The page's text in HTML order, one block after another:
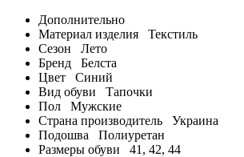
Дополнительно
Материал изделия
Текстиль
Сезон
Лето
Бренд
Белста
Цвет
Синий
Вид обуви
Тапочки
Пол
Мужские
Страна производитель
Украина
Подошва
Полиуретан
Размеры обуви
41, 42, 44